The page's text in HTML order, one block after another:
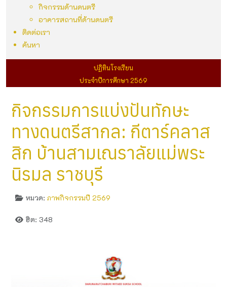
กิจกรรมด้านดนตรี
อาคารสถานที่ด้านดนตรี
ติดต่อเรา
ค้นหา
ปฏิทินโรงเรียน
ประจำปีการศึกษา 2569
กิจกรรมการแบ่งปันทักษะ
ทางดนตรีสากล: กีตาร์คลาส
สิก บ้านสามเณราลัยแม่พระ
นิรมล ราชบุรี
หมวด: ภาพกิจกรรมปี 2569
ฮิต: 348